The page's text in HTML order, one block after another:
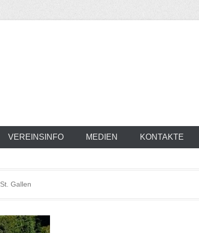
VEREINSINFO MEDIEN KONTAKTE
St. Gallen